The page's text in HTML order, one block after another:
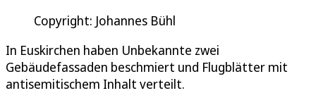
Copyright: Johannes Bühl
In Euskirchen haben Unbekannte zwei
Gebäudefassaden beschmiert und Flugblätter mit
antisemitischem Inhalt verteilt.